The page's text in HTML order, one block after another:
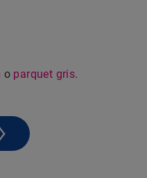
o parquet gris.